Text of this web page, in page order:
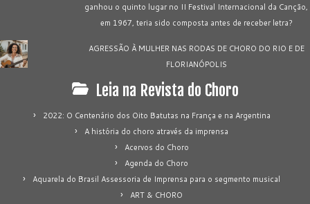
ganhou o quinto lugar no II Festival Internacional da Canção,
em 1967, teria sido composta antes de receber letra?
AGRESSÃO À MULHER NAS RODAS DE CHORO DO RIO E DE
FLORIANÓPOLIS
Leia na Revista do Choro
2022: O Centenário dos Oito Batutas na França e na Argentina
A história do choro através da imprensa
Acervos do Choro
Agenda do Choro
Aquarela do Brasil Assessoria de Imprensa para o segmento musical
ART & CHORO